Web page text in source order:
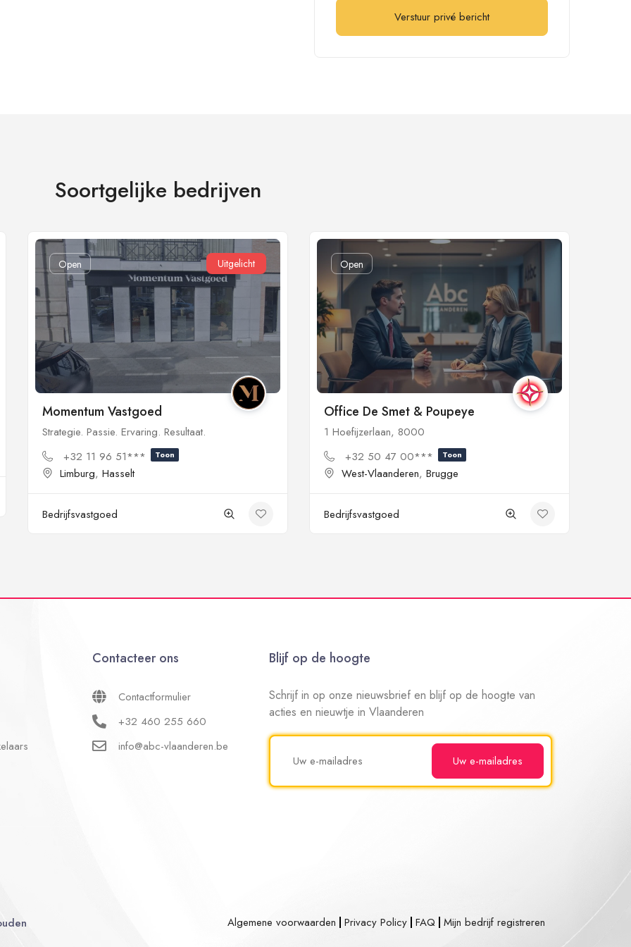
Verstuur privé bericht
Soortgelijke bedrijven
Open Uitgelicht
Momentum Vastgoed
Strategie. Passie. Ervaring. Resultaat.
+32 11 96 51***
Toon
Limburg, Hasselt
Bedrijfsvastgoed
Open
Office De Smet & Poupeye
1 Hoefijzerlaan, 8000
+32 50 47 00***
Toon
West-Vlaanderen, Brugge
Bedrijfsvastgoed
Contacteer ons
Contactformulier
+32 460 255 660
info@abc-vlaanderen.be
Blijf op de hoogte
Schrijf in op onze nieuwsbrief en blijf op de hoogte van
acties en nieuwtje in Vlaanderen
Algemene voorwaarden Privacy Policy FAQ Mijn bedrijf registreren